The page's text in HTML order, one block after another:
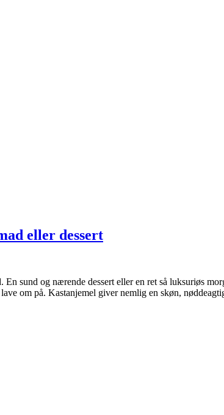
eller dessert
En sund og nærende dessert eller en ret så luksuriøs
om på. Kastanjemel giver nemlig en skøn,